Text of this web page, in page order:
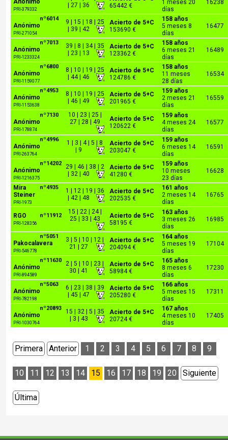
Anónimo
PRI-379332
| 27 | 36
65442 €
1 meses 20
días
16238
nº6014
Anónimo
PRI-271054
9 | 15 | 18 | 25
| 39 | 42
Acierto de 5+C
153690 €
158 años
5 meses 8
días
16477
nº7013
Anónimo
PRI-1233324
39 | 8 | 34 | 35
| 23 | 13
Acierto de 5+C
123362 €
158 años
6 meses 21
días
16489
nº6800
Anónimo
PRI-1159077
8 | 10 | 19 | 25
| 44 | 46
Acierto de 5+C
124786 €
158 años
11 meses
28 días
16534
nº4953
Anónimo
PRI-1153638
8 | 10 | 19 | 25
| 46 | 49
Acierto de 5+C
201965 €
159 años
2 meses 21
días
16559
nº7130
Anónimo
PRI-178874
10 | 23 | 25 |
27 | 28 | 49
Acierto de 5+C
120622 €
159 años
4 meses 24
días
16577
nº4996
Anónimo
PRI-263764
1 | 3 | 4 | 5 | 8
| 9
Acierto de 5+C
203047 €
159 años
6 meses 14
días
16591
nº14202
Anónimo
PRI-1216375
29 | 46 | 38 | 2
| 32 | 40
Acierto de 5+C
41280 €
159 años
10 meses
23 días
16628
nº4935
Mira
Steiner
PRI-1973
1 | 12 | 19 | 36
| 42 | 48
Acierto de 5+C
202535 €
161 años
2 meses 14
días
16765
nº11912
RGO
PRI-128356
15 | 22 | 24 |
25 | 33 | 43
Acierto de 5+C
58195 €
163 años
3 meses 26
días
16985
nº5051
Pakocalavera
PRI-546778
3 | 5 | 10 | 12 |
21 | 27
Acierto de 5+C
204094 €
164 años
5 meses 19
días
17104
nº11630
Anónimo
PRI-894589
2 | 5 | 10 | 23 |
30 | 41
Acierto de 5+C
58984 €
165 años
8 meses 6
días
17230
nº5063
Anónimo
PRI-782198
6 | 23 | 38 | 39
| 45 | 47
Acierto de 5+C
205280 €
166 años
5 meses 15
días
17311
nº20893
Anónimo
PRI-1030764
15 | 32 | 5 | 35
| 3 | 43
Acierto de 5+C
20724 €
167 años
4 meses 10
días
17405
Primera Anterior 1 2 3 4 5 6 7 8 9
10 11 12 13 14 15 16 17 18 19 20 Siguiente
Última